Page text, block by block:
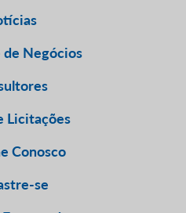
Negócios
Licitações
Conosco
se